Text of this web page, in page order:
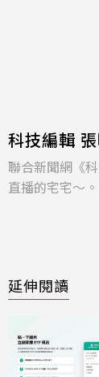
科技編輯
聯合新聞網《
直播的宅宅～。
延伸閱讀